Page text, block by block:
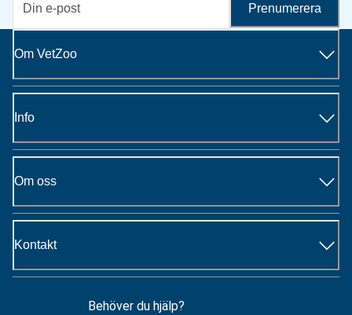
Prenumerera
Om VetZoo
Info
Om oss
Kontakt
Behöver du hjälp?